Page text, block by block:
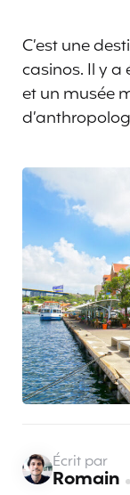
C’est une
casinos. Il y
et un musée
Écrit par
Romain